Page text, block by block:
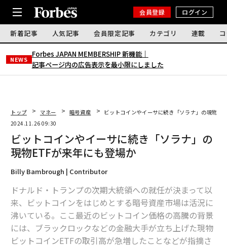
会員登録 ログイン
新着記事 人気記事 会員限定記事 カテゴリ 連載
NEWS
Forbes JAPAN MEMBERSHIP 新機能｜
記事ページ内の広告表示を最小限にしました
トップ マネー 暗号資産
ビットコインやイーサに続き「ソラナ」の現物
2024.11.26 09:30
ビットコインやイーサに続き「ソラナ」の
現物ETFが来年にも登場か
Billy Bambrough | Contributor
ドナルド・トランプの次期大統領への就任が決まって以
来、ビットコインをはじめとする暗号資産市場は活況に
沸いている。ここ最近のビットコイン価格の高騰の背景
には、ブラックロックなどの金融大手が立ち上げた現物
ビットコインETFの取引高が急増したことなどが指摘さ